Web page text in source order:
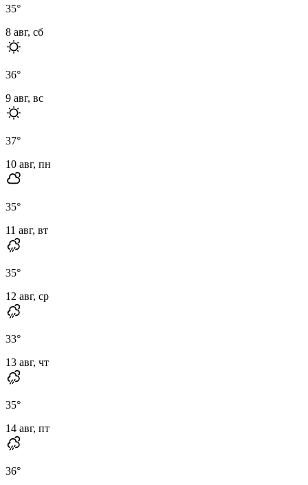
35°
8 авг, сб
36°
9 авг, вс
37°
10 авг, пн
35°
11 авг, вт
35°
12 авг, ср
33°
13 авг, чт
35°
14 авг, пт
36°